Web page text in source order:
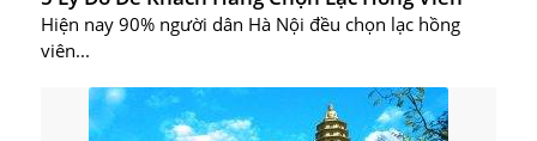
Hiện nay 90% người dân Hà Nội đều chọn lạc hồng
viên...